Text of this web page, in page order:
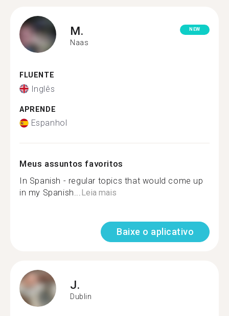
M.
Naas
NEW
FLUENTE
Inglês
APRENDE
Espanhol
Meus assuntos favoritos
In Spanish - regular topics that would come up
in my Spanish...Leia mais
Baixe o aplicativo
J.
Dublin